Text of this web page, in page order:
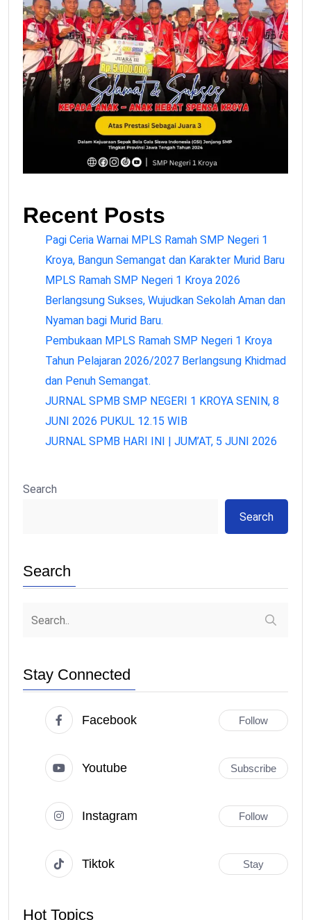
Recent Posts
Pagi Ceria Warnai MPLS Ramah SMP Negeri 1
Kroya, Bangun Semangat dan Karakter Murid Baru
MPLS Ramah SMP Negeri 1 Kroya 2026
Berlangsung Sukses, Wujudkan Sekolah Aman dan
Nyaman bagi Murid Baru.
Pembukaan MPLS Ramah SMP Negeri 1 Kroya
Tahun Pelajaran 2026/2027 Berlangsung Khidmad
dan Penuh Semangat.
JURNAL SPMB SMP NEGERI 1 KROYA SENIN, 8
JUNI 2026 PUKUL 12.15 WIB
JURNAL SPMB HARI INI | JUM’AT, 5 JUNI 2026
Search
Search
Search
Stay Connected
Facebook Follow
Youtube Subscribe
Instagram Follow
Tiktok Stay
Hot Topics